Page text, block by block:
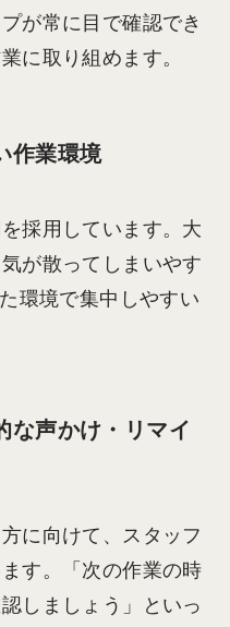
が常に目で確認でき
に取り組めます。
作業環境
採用しています。大
が散ってしまいやす
環境で集中しやすい
声かけ・リマイ
に向けて、スタッフ
す。「次の作業の時
しましょう」といっ